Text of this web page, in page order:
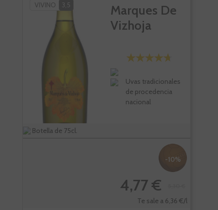
VIVINO 3,5
Marques De
Vizhoja
Uvas tradicionales
de procedencia
nacional
Botella de 75cl.
-10%
4,77 €
Te sale a 6,36 €/l